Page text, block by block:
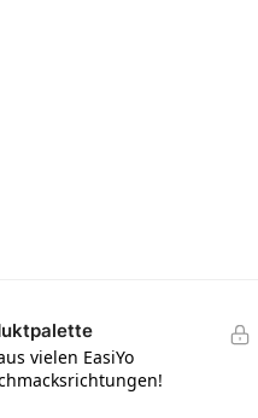
vielen EasiYo